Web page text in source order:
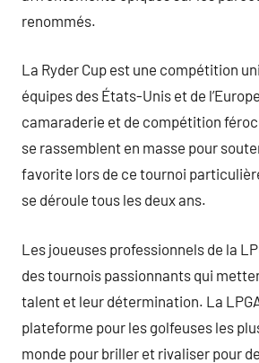
renommés.
La Ryder Cup est une compétition
équipes des États-Unis et de
camaraderie et de compétition
se rassemblent en masse pour
favorite lors de ce tournoi
se déroule tous les deux ans.
Les joueuses professionnels de la
des tournois passionnants qui
talent et leur détermination. La
plateforme pour les golfeuses les
monde pour briller et rivaliser pour